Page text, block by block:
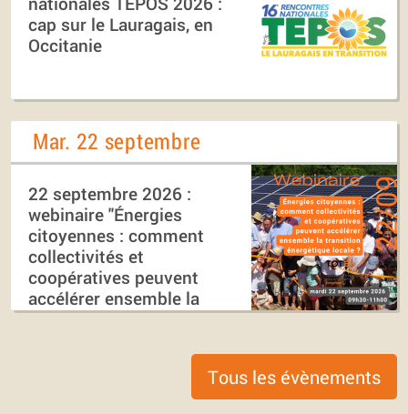
cap sur le Lauragais, en
Occitanie
Mar. 22 septembre
22 septembre 2026 :
webinaire "Énergies
citoyennes : comment
collectivités et
coopératives peuvent
accélérer ensemble la
transition énergétique
Tous les évènements